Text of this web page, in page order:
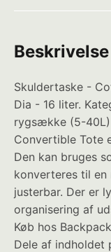
Beskrivelse
Skuldertaske -
Dia - 16 liter.
rygsække (5-40L)
Convertible Tote
Den kan bruges
konverteres til
justerbar. Der er
organisering af
Køb hos
Dele af indholdet